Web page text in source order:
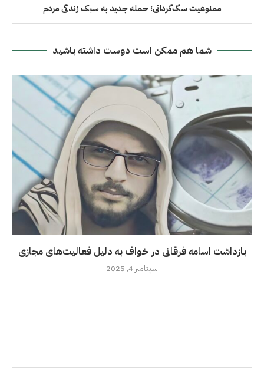
ممنوعیت سگ‌گردانی؛ حمله جدید به سبک زندگی مردم
شما هم ممکن است دوست داشته باشید
بازداشت اسامه فرقانی در خواف به دلیل فعالیت‌های مجازی
سپتامبر 4, 2025